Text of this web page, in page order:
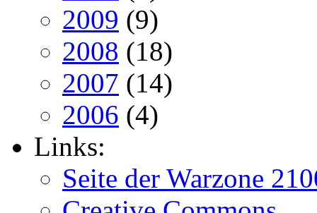
2009 (9)
2008 (18)
2007 (14)
2006 (4)
Links:
Seite der Warzone